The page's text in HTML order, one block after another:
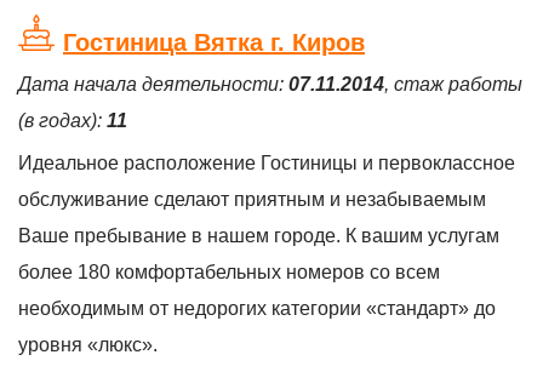
Гостиница Вятка г. Киров
Дата начала деятельности: 07.11.2014, стаж работы
(в годах): 11
Идеальное расположение Гостиницы и первоклассное
обслуживание сделают приятным и незабываемым
Ваше пребывание в нашем городе. К вашим услугам
более 180 комфортабельных номеров со всем
необходимым от недорогих категории «стандарт» до
уровня «люкс».